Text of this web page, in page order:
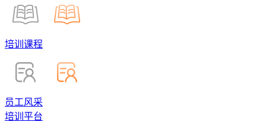
培训课程
员工风采
培训平台